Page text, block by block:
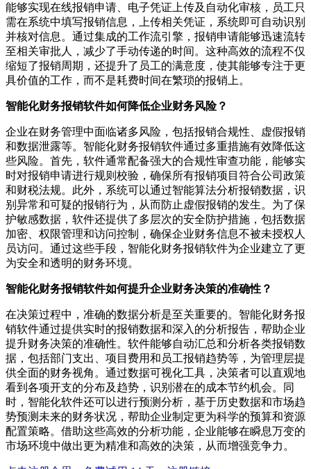
能够实现在线报销申请、电子凭证上传及自动化审核，员工只
需在系统中填写报销信息，上传相关凭证，系统即可自动识别
并核对信息。通过集成的工作流引擎，报销申请能够迅速流转
至相关审批人，减少了手动传递的时间。这种高效的流程不仅
缩短了报销周期，还提升了员工的满意度，使其能够专注于更
具价值的工作，而不是耗费时间在繁琐的报销上。
智能化财务报销软件如何降低企业财务风险？
企业在财务管理中面临诸多风险，包括报销合规性、虚假报销
和数据泄露等。智能化财务报销软件通过多重措施有效降低这
些风险。首先，软件通常配备强大的合规性审查功能，能够实
时对报销申请进行规则校验，确保所有报销项目符合公司政策
和财税法规。此外，系统可以通过智能算法分析报销数据，识
别异常和可疑的报销行为，从而防止虚假报销的发生。为了保
护敏感数据，软件还提供了多层次的安全防护措施，包括数据
加密、权限管理和访问控制，确保企业财务信息不被未授权人
员访问。通过这些手段，智能化财务报销软件为企业建立了更
为安全和透明的财务环境。
智能化财务报销软件如何提升企业财务决策的准确性？
在决策过程中，准确的数据分析是至关重要的。智能化财务报
销软件通过提供实时的报销数据和深入的分析报告，帮助企业
提升财务决策的准确性。软件能够自动汇总和分析各类报销数
据，包括部门支出、项目费用和员工报销趋势等，为管理层提
供全面的财务视角。通过数据可视化工具，决策者可以直观地
看到各项开支的分布及趋势，识别潜在的成本节约机会。同
时，智能化软件还可以进行预测分析，基于历史数据和市场趋
势预测未来的财务状况，帮助企业制定更为科学的预算和资源
配置策略。借助这些高效的分析功能，企业能够在瞬息万变的
市场环境中做出更为精准和高效的决策，从而增强竞争力。